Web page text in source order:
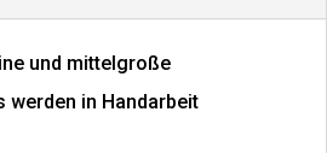
und mittelgroße
werden in Handarbeit